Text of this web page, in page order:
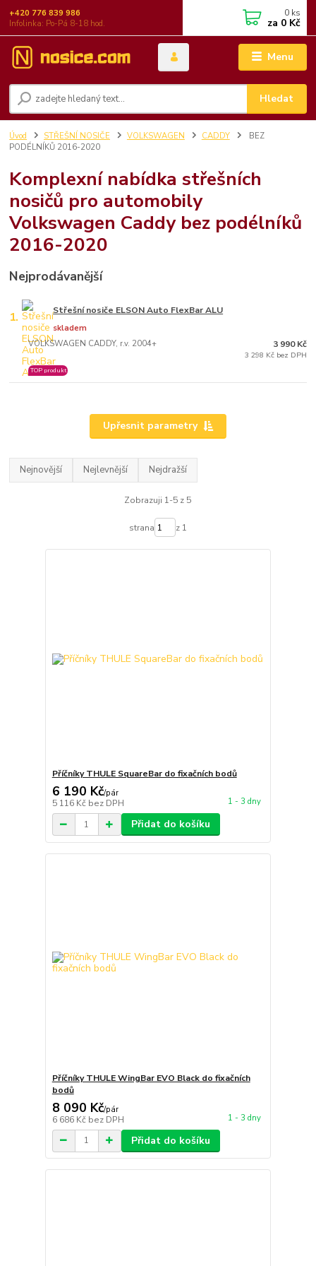
Menu
Hledat
+420 776 839 986
Infolinka: Po-Pá 8-18 hod.
0 ks
za 0 Kč
Úvod STŘEŠNÍ NOSIČE VOLKSWAGEN CADDY
BEZ
PODÉLNÍKŮ 2016-2020
Komplexní nabídka střešních
nosičů pro automobily
Volkswagen Caddy bez podélníků
2016-2020
Nejprodávanější
1. Střešní nosiče ELSON Auto FlexBar ALU
VOLKSWAGEN CADDY, r.v. 2004+
skladem
TOP produkt
3 990 Kč
3 298 Kč bez DPH
Upřesnit parametry
Nejnovější Nejlevnější Nejdražší
Zobrazuji 1-5 z 5
strana z 1
Příčníky THULE SquareBar do fixačních bodů
6 190 Kč/pár
5 116 Kč bez DPH 1 - 3 dny
Přidat do košíku
Příčníky THULE WingBar EVO Black do fixačních
bodů
8 090 Kč/pár
6 686 Kč bez DPH 1 - 3 dny
Přidat do košíku